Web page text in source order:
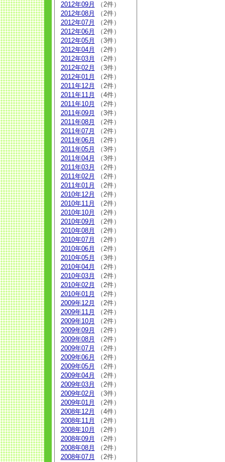
2012年09月
（2件）
2012年08月
（2件）
2012年07月
（2件）
2012年06月
（2件）
2012年05月
（3件）
2012年04月
（2件）
2012年03月
（2件）
2012年02月
（3件）
2012年01月
（2件）
2011年12月
（2件）
2011年11月
（4件）
2011年10月
（2件）
2011年09月
（3件）
2011年08月
（2件）
2011年07月
（2件）
2011年06月
（2件）
2011年05月
（3件）
2011年04月
（3件）
2011年03月
（2件）
2011年02月
（2件）
2011年01月
（2件）
2010年12月
（2件）
2010年11月
（2件）
2010年10月
（2件）
2010年09月
（2件）
2010年08月
（2件）
2010年07月
（2件）
2010年06月
（2件）
2010年05月
（3件）
2010年04月
（2件）
2010年03月
（2件）
2010年02月
（2件）
2010年01月
（2件）
2009年12月
（2件）
2009年11月
（2件）
2009年10月
（2件）
2009年09月
（2件）
2009年08月
（2件）
2009年07月
（2件）
2009年06月
（2件）
2009年05月
（2件）
2009年04月
（2件）
2009年03月
（2件）
2009年02月
（3件）
2009年01月
（2件）
2008年12月
（4件）
2008年11月
（2件）
2008年10月
（2件）
2008年09月
（2件）
2008年08月
（2件）
2008年07月
（2件）